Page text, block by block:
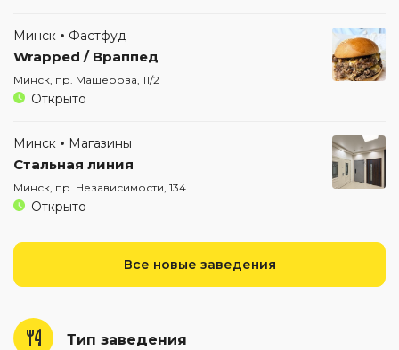
Тип заведения
Минск Фастфуд
Wrapped / Враппед
Минск, пр. Машерова, 11/2
Открыто
Минск Магазины
Стальная линия
Минск, пр. Независимости, 134
Открыто
Все новые заведения